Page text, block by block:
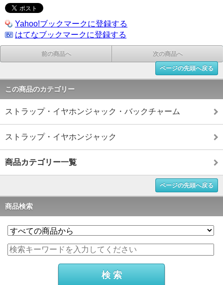
Yahoo!ブックマークに登録する
はてなブックマークに登録する
前の商品へ 次の商品へ
ページの先頭へ戻る
この商品のカテゴリー
ストラップ・イヤホンジャック・バックチャーム
ストラップ・イヤホンジャック
商品カテゴリー一覧
ページの先頭へ戻る
商品検索